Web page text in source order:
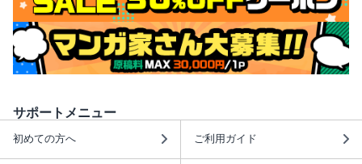
サポートメニュー
初めての方へ ご利用ガイド